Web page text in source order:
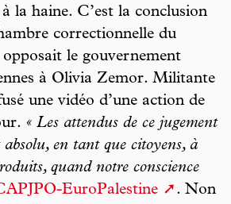
la haine. C’est la conclusion
correctionnelle du
le gouvernement
à Olivia Zemor. Militante
une vidéo d’une action de
« Les attendus de ce jugement
en tant que citoyens, à
quand notre conscience
EuroPalestine
. Non